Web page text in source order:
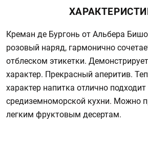
Креман де Бургонь от Альбера
розовый наряд, гармонично
отблеском этикетки.
характер. Прекрасный аперитив.
характер напитка отлично
средиземноморской кухни. Можно
легким фруктовым десертам.